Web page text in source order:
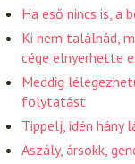
Ha eső nincs is, a
Ki nem találnád,
cége elnyerhette
Meddig
folytatást
Tippelj, idén hány
Aszály, ársokk,